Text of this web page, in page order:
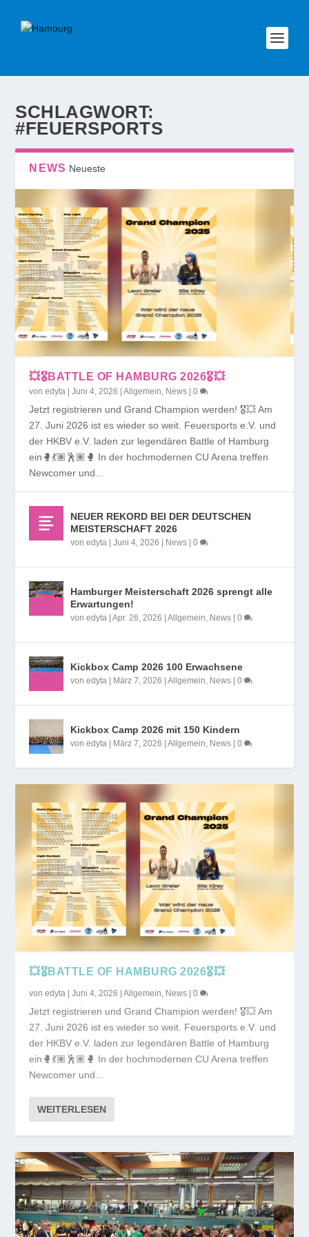
SCHLAGWORT:
#FEUERSPORTS
NEWS Neueste
💥🎖️BATTLE OF HAMBURG 2026🎖️💥
vonedyta |Juni 4, 2026 |Allgemein News |0
Jetzt registrieren und Grand Champion werden! 🎖️💥 Am
27. Juni 2026 ist es wieder so weit. Feuersports e.V. und
der HKBV e.V. laden zur legendären Battle of Hamburg
ein🥊💃🏽🕺🏽🥊 In der hochmodernen CU Arena treffen
Newcomer und...
NEUER REKORD BEI DER DEUTSCHEN
MEISTERSCHAFT 2026
vonedyta |Juni 4, 2026 | News |0
Hamburger Meisterschaft 2026 sprengt alle
Erwartungen!
vonedyta |Apr. 26, 2026 |Allgemein News |0
Kickbox Camp 2026 100 Erwachsene
vonedyta | März 7, 2026 |Allgemein News |0
Kickbox Camp 2026 mit 150 Kindern
vonedyta | März 7, 2026 |Allgemein News |0
💥🎖️BATTLE OF HAMBURG 2026🎖️💥
vonedyta |Juni 4, 2026 |Allgemein News |0
Jetzt registrieren und Grand Champion werden! 🎖️💥 Am
27. Juni 2026 ist es wieder so weit. Feuersports e.V. und
der HKBV e.V. laden zur legendären Battle of Hamburg
ein🥊💃🏽🕺🏽🥊 In der hochmodernen CU Arena treffen
Newcomer und...
WEITERLESEN